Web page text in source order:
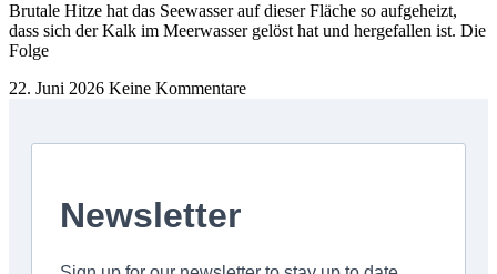
Brutale Hitze hat das Seewasser auf dieser Fläche so aufgeheizt,
dass sich der Kalk im Meerwasser gelöst hat und hergefallen ist. Die
Folge
22. Juni 2026 Keine Kommentare